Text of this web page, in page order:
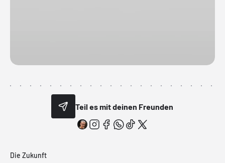
Teil es mit deinen Freunden
Die Zukunft